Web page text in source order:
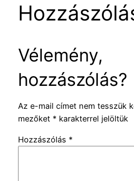
Vélemény,
hozzászólás?
Az e-mail címet nem tesszük
mezőket * karakterrel jelöltük
Hozzászólás *